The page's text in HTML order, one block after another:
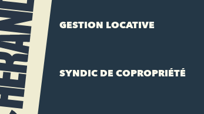
GESTION LOCATIVE
SYNDIC DE COPROPRIÉTÉ